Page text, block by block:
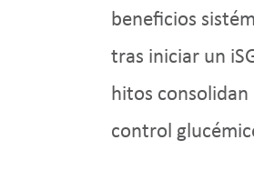
beneficios
tras iniciar un
hitos
control